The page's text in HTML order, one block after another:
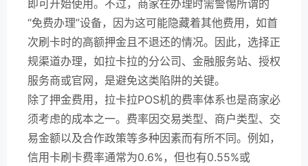
即可开始使用。不过，商家在办理时需警惕所谓的
“免费办理”设备，因为这可能隐藏着其他费用，如首
次刷卡时的高额押金且不退还的情况。因此，选择正
规渠道办理，如拉卡拉的分公司、金融服务站、授权
服务商或官网，是避免这类陷阱的关键。
除了押金费用，拉卡拉POS机的费率体系也是商家必
须考虑的成本之一。费率因交易类型、商户类型、交
易金额以及合作政策等多种因素而有所不同。例如，
信用卡刷卡费率通常为0.6%，但也有0.55%或